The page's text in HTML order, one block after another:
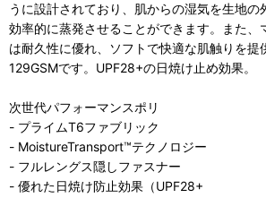
うに設計されており、肌からの湿気を生地の
効率的に蒸発させることができます。また、
は耐久性に優れ、ソフトで快適な肌触りを提
129GSMです。UPF28+の日焼け止め効果。
次世代パフォーマンスポリ
- プライムT6ファブリック
- MoistureTransport™テクノロジー
- フルレングス隠しファスナー
- 優れた日焼け防止効果（UPF28+